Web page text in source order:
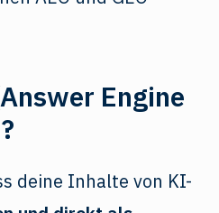
Engine
deine Inhalte von KI-